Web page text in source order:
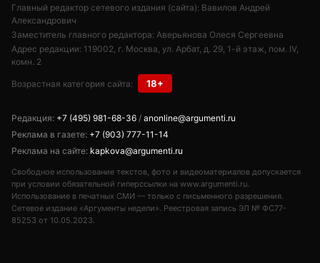
Главный редактор сетевого издания (сайта): Вавилов Андрей
Александрович
Заместитель главного редактора: Аверьянова Олеся Сергеевна
Адрес редакции: 119002, г. Москва, ул. Арбат, д. 29, 1-й этаж, пом. IV,
комн. 2
Возрастная категория сайта: 18+
Редакция: +7 (495) 981-68-36 / anonline@argumenti.ru
Реклама в газете: +7 (903) 777-11-14
Реклама на сайте: kapkova@argumenti.ru
Свободное использование текстов, фото и видеоматериалов допускается
при условии обязательной гиперссылки на www.argumenti.ru.
Использование в печатных СМИ — только с письменного разрешения.
Сетевое издание «Аргументы недели». Реестровая запись ЭЛ № ФС77-
85253 от 10.05.2023.